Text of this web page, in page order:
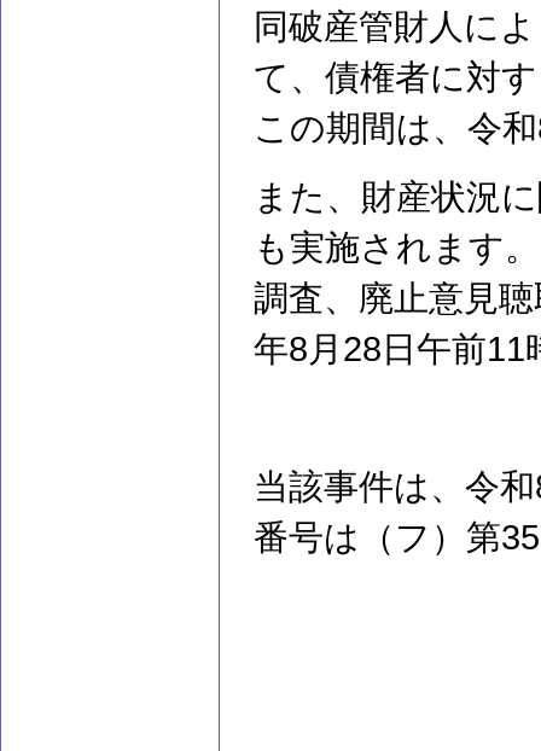
同破産管財人に
て、債権者に対
この期間は、令
また、財産状況
も実施されます
調査、廃止意見
年8月28日午前
当該事件は、令
番号は（フ）第